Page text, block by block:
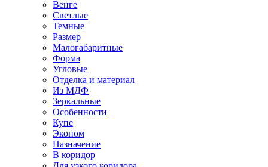
Венге
Светлые
Темные
Размер
Малогабаритные
Форма
Угловые
Отделка и материал
Из МДФ
Зеркальные
Особенности
Купе
Эконом
Назначение
В коридор